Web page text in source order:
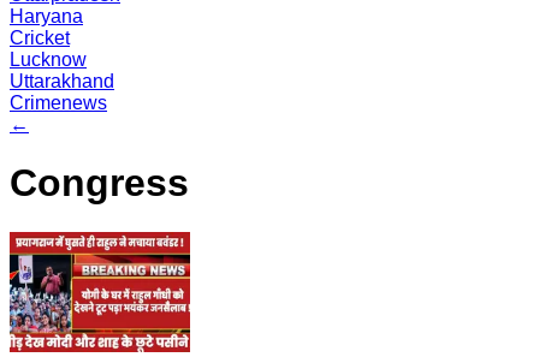
Haryana
Cricket
Lucknow
Uttarakhand
Crimenews
←
Congress